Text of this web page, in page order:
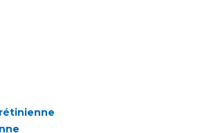
Nord
Maladies Rares
presse